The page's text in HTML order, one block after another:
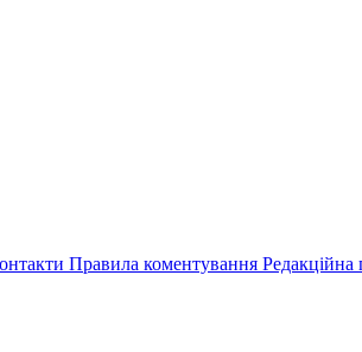
Правила коментування Редакційна